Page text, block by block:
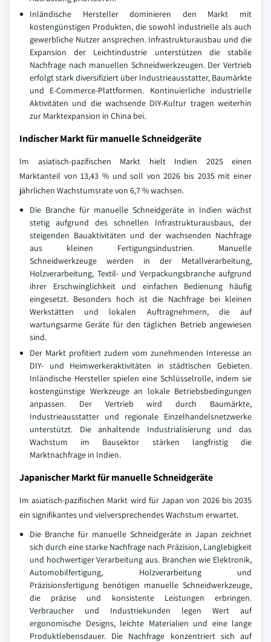
Inländische Hersteller dominieren den Markt mit
kostengünstigen Produkten, die sowohl industrielle als auch
gewerbliche Nutzer ansprechen. Infrastrukturausbau und die
Expansion der Leichtindustrie unterstützen die stabile
Nachfrage nach manuellen Schneidwerkzeugen. Der Vertrieb
erfolgt stark diversifiziert über Industrieausstatter, Baumärkte
und E-Commerce-Plattformen. Kontinuierliche industrielle
Aktivitäten und die wachsende DIY-Kultur tragen weiterhin
zur Marktexpansion in China bei.
Indischer Markt für manuelle Schneidgeräte
Im asiatisch-pazifischen Markt hielt Indien 2025 einen
Marktanteil von 13,43 % und soll von 2026 bis 2035 mit einer
jährlichen Wachstumsrate von 6,7 % wachsen.
Die Branche für manuelle Schneidgeräte in Indien wächst
stetig aufgrund des schnellen Infrastrukturausbaus, der
steigenden Bauaktivitäten und der wachsenden Nachfrage
aus kleinen Fertigungsindustrien. Manuelle
Schneidwerkzeuge werden in der Metallverarbeitung,
Holzverarbeitung, Textil- und Verpackungsbranche aufgrund
ihrer Erschwinglichkeit und einfachen Bedienung häufig
eingesetzt. Besonders hoch ist die Nachfrage bei kleinen
Werkstätten und lokalen Auftragnehmern, die auf
wartungsarme Geräte für den täglichen Betrieb angewiesen
sind.
Der Markt profitiert zudem vom zunehmenden Interesse an
DIY- und Heimwerkeraktivitäten in städtischen Gebieten.
Inländische Hersteller spielen eine Schlüsselrolle, indem sie
kostengünstige Werkzeuge an lokale Betriebsbedingungen
anpassen. Der Vertrieb wird durch Baumärkte,
Industrieausstatter und regionale Einzelhandelsnetzwerke
unterstützt. Die anhaltende Industrialisierung und das
Wachstum im Bausektor stärken langfristig die
Marktnachfrage in Indien.
Japanischer Markt für manuelle Schneidgeräte
Im asiatisch-pazifischen Markt wird für Japan von 2026 bis 2035
ein signifikantes und vielversprechendes Wachstum erwartet.
Die Branche für manuelle Schneidgeräte in Japan zeichnet
sich durch eine starke Nachfrage nach Präzision, Langlebigkeit
und hochwertiger Verarbeitung aus. Branchen wie Elektronik,
Automobilfertigung, Holzverarbeitung und
Präzisionsfertigung benötigen manuelle Schneidwerkzeuge,
die präzise und konsistente Leistungen erbringen.
Verbraucher und Industriekunden legen Wert auf
ergonomische Designs, leichte Materialien und eine lange
Produktlebensdauer. Die Nachfrage konzentriert sich auf